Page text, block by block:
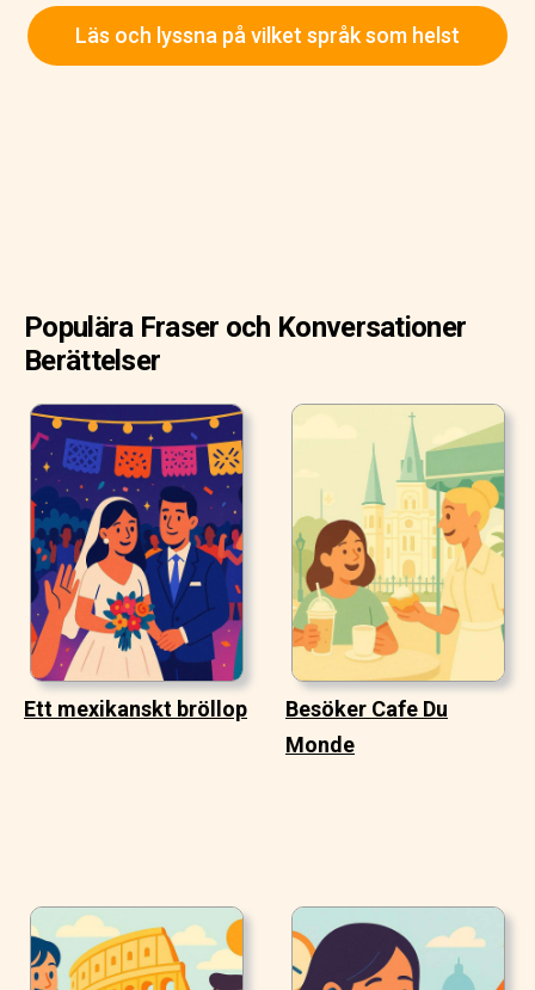
- Bra, tack, fröken Wells
- Jag ser att vi har en ny student idag.
Läs och lyssna på vilket språk som helst
Populära Fraser och Konversationer
Berättelser
Ett mexikanskt bröllop
Besöker Cafe Du
Monde